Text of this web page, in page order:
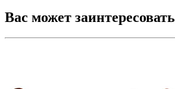
Вас может заинтересовать